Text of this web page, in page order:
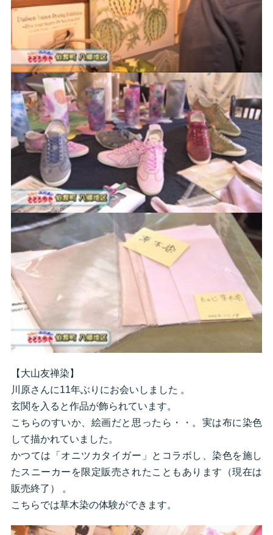
【大山友禅染】
川原さんに11年ぶりにお会いしました 。
玄関を入ると作品が飾られています。
こちらのすいか、絵画だと思ったら・・。実は布に染色
して描かれていました。
かつては「オニツカタイガー」とコラボし、染色を施し
たスニーカーを限定販売されたこともあります（現在は
販売終了） 。
こちらでは草木染の体験ができます。